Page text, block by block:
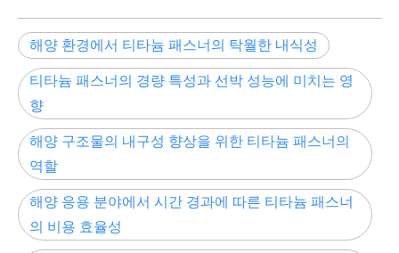
해양 환경에서 티타늄 패스너의 탁월한 내식성
티타늄 패스너의 경량 특성과 선박 성능에 미치는 영
향
해양 구조물의 내구성 향상을 위한 티타늄 패스너의
역할
해양 응용 분야에서 시간 경과에 따른 티타늄 패스너
의 비용 효율성